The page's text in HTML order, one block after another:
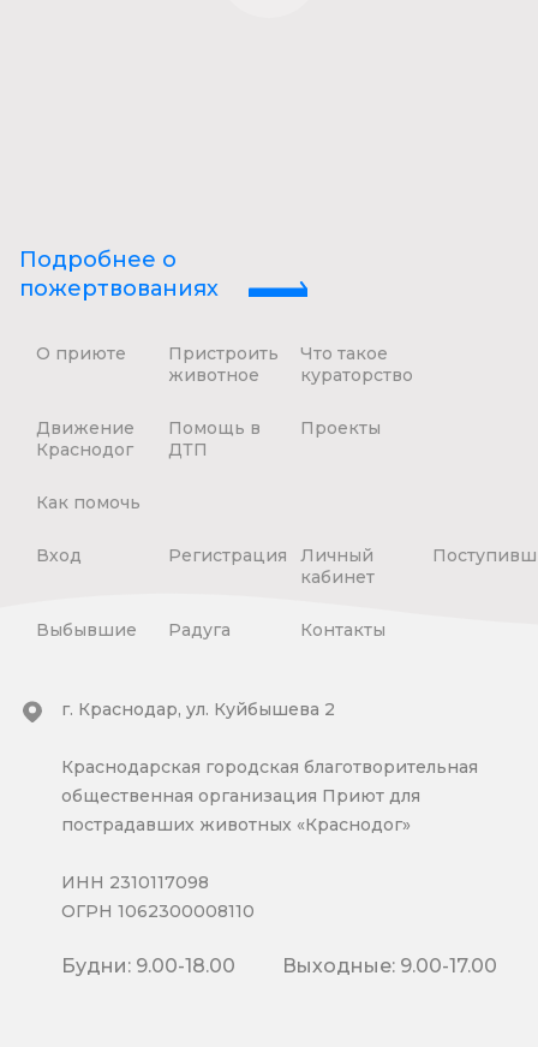
Подробнее о
пожертвованиях
О приюте
Пристроить
животное
Что такое
кураторство
Движение
Краснодог
Помощь в
ДТП
Проекты
Как помочь
Вход Регистрация
Личный
кабинет
Выбывшие Радуга Контакты
г. Краснодар, ул. Куйбышева 2
Краснодарская городская благотворительная
общественная организация Приют для
пострадавших животных «Краснодог»
ИНН 2310117098
ОГРН 1062300008110
Будни: 9.00-18.00 Выходные: 9.00-17.00